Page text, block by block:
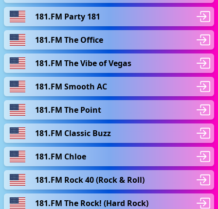
181.FM Party 181
181.FM The Office
181.FM The Vibe of Vegas
181.FM Smooth AC
181.FM The Point
181.FM Classic Buzz
181.FM Chloe
181.FM Rock 40 (Rock & Roll)
181.FM The Rock! (Hard Rock)